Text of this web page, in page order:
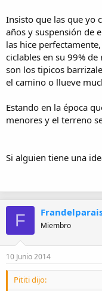
Insisto que las que yo
años y suspensión de
las hice
ciclables en su 99%
son los tipicos
el camino o llueve
Estando en la época
menores y el terreno
Si alguien tiene una
F Miembro
10 Junio 2014
Pititi dijo: